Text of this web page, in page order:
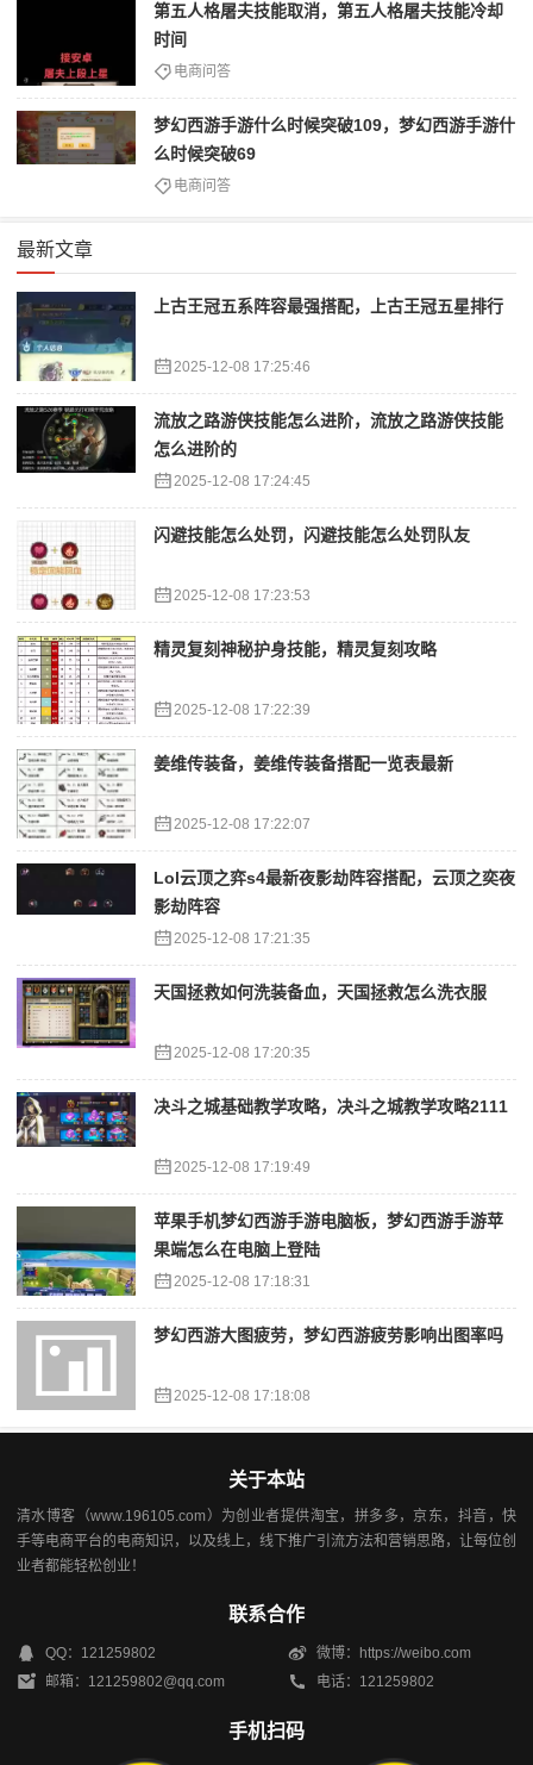
第五人格屠夫技能取消，第五人格屠夫技能冷却
时间
电商问答
梦幻西游手游什么时候突破109，梦幻西游手游什
么时候突破69
电商问答
最新文章
上古王冠五系阵容最强搭配，上古王冠五星排行
2025-12-08 17:25:46
流放之路游侠技能怎么进阶，流放之路游侠技能
怎么进阶的
2025-12-08 17:24:45
闪避技能怎么处罚，闪避技能怎么处罚队友
2025-12-08 17:23:53
精灵复刻神秘护身技能，精灵复刻攻略
2025-12-08 17:22:39
姜维传装备，姜维传装备搭配一览表最新
2025-12-08 17:22:07
Lol云顶之弈s4最新夜影劫阵容搭配，云顶之奕夜
影劫阵容
2025-12-08 17:21:35
天国拯救如何洗装备血，天国拯救怎么洗衣服
2025-12-08 17:20:35
决斗之城基础教学攻略，决斗之城教学攻略2111
2025-12-08 17:19:49
苹果手机梦幻西游手游电脑板，梦幻西游手游苹
果端怎么在电脑上登陆
2025-12-08 17:18:31
梦幻西游大图疲劳，梦幻西游疲劳影响出图率吗
2025-12-08 17:18:08
关于本站
清水博客（www.196105.com）为创业者提供淘宝，拼多多，京东，抖音，快
手等电商平台的电商知识，以及线上，线下推广引流方法和营销思路，让每位创
业者都能轻松创业！
联系合作
QQ：121259802
微博：https://weibo.com
邮箱：121259802@qq.com
电话：121259802
手机扫码